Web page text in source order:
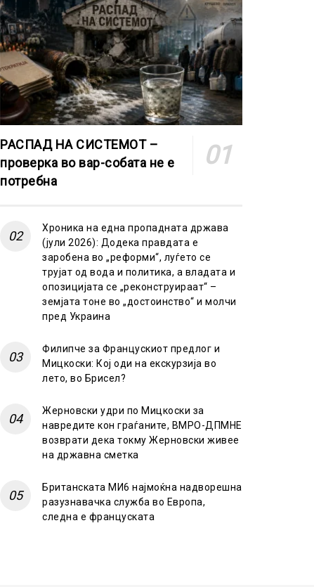
РАСПАД НА СИСТЕМОТ –
проверка во вар-собата не е
потребна
Хроника на една пропадната држава
(јули 2026): Додека правдата е
заробена во „реформи“, луѓето се
трујат од вода и политика, а владата и
опозицијата се „реконструираат“ –
земјата тоне во „достоинство“ и молчи
пред Украина
Филипче за Францускиот предлог и
Мицкоски: Кој оди на екскурзија во
лето, во Брисел?
Жерновски удри по Мицкоски за
навредите кон граѓаните, ВМРО-ДПМНЕ
возврати дека токму Жерновски живее
на државна сметка
Британската МИ6 најмоќна надворешна
разузнавачка служба во Европа,
следна е француската